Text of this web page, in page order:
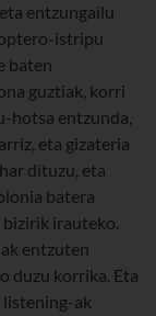
entzungailu
istripu
baten
guztiak, korri
hotsa entzunda,
eta gizateria
dituzu, eta
batera
bizirik irauteko.
entzuten
duzu korrika. Eta
listening-ak